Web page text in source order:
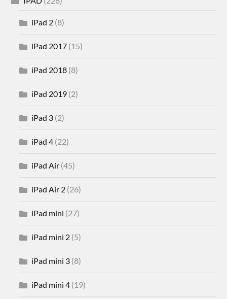
iPad 2 (8)
iPad 2017 (15)
iPad 2018 (8)
iPad 2019 (2)
iPad 3 (2)
iPad 4 (22)
iPad Air (45)
iPad Air 2 (26)
iPad mini (27)
iPad mini 2 (5)
iPad mini 3 (8)
iPad mini 4 (19)